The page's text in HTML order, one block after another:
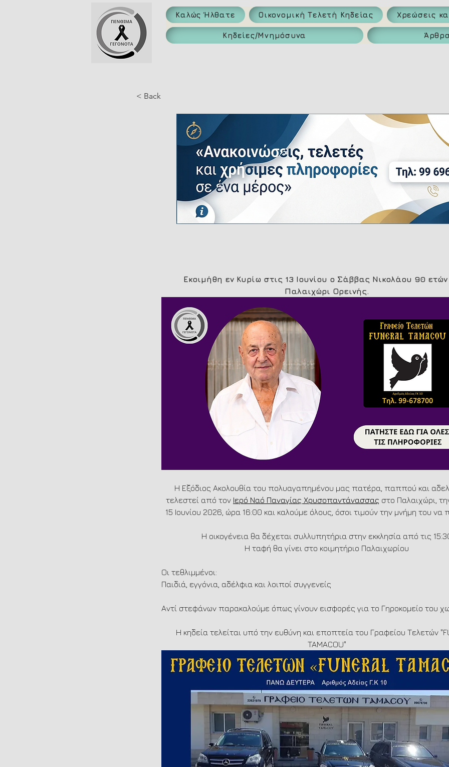
Καλώς Ήλθατε Οικονομική Τελετή Κηδείας Χρεώσεις
Κηδείες/Μνημόσυνα
< Back
Εκοιμήθη εν Κυρίω στις 13 Ιουνίου ο Σάββας Νικολάου 90
Παλαιχώρι Ορεινής.
Η Εξόδιος Ακολουθία του πολυαγαπημένου μας πατέρα, παππού και
τελεστεί από τον Ιερό Ναό Παναγίας Χρυσοπαντάνασσας στο Παλαιχώρι,
15 Ιουνίου 2026, ώρα 16:00 και καλούμε όλους, όσοι τιμούν την μνήμη του να
Η οικογένεια θα δέχεται συλλυπητήρια στην εκκλησία από τις
Η ταφή θα γίνει στο κοιμητήριο Παλαιχωρίου
Οι τεθλιμμένοι:
Παιδιά, εγγόνια, αδέλφια και λοιποί συγγενείς
Αντί στεφάνων παρακαλούμε όπως γίνουν εισφορές για το Γηροκομείο του
Η κηδεία τελείται υπό την ευθύνη και εποπτεία του Γραφείου Τελετών
TAMACOU"